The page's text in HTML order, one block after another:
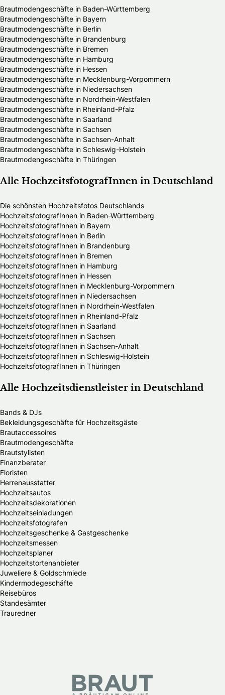
Brautmodengeschäfte in Baden-Württemberg
Brautmodengeschäfte in Bayern
Brautmodengeschäfte in Berlin
Brautmodengeschäfte in Brandenburg
Brautmodengeschäfte in Bremen
Brautmodengeschäfte in Hamburg
Brautmodengeschäfte in Hessen
Brautmodengeschäfte in Mecklenburg-Vorpommern
Brautmodengeschäfte in Niedersachsen
Brautmodengeschäfte in Nordrhein-Westfalen
Brautmodengeschäfte in Rheinland-Pfalz
Brautmodengeschäfte in Saarland
Brautmodengeschäfte in Sachsen
Brautmodengeschäfte in Sachsen-Anhalt
Brautmodengeschäfte in Schleswig-Holstein
Brautmodengeschäfte in Thüringen
Alle HochzeitsfotografInnen in Deutschland
Die schönsten Hochzeitsfotos Deutschlands
HochzeitsfotografInnen in Baden-Württemberg
HochzeitsfotografInnen in Bayern
HochzeitsfotografInnen in Berlin
HochzeitsfotografInnen in Brandenburg
HochzeitsfotografInnen in Bremen
HochzeitsfotografInnen in Hamburg
HochzeitsfotografInnen in Hessen
HochzeitsfotografInnen in Mecklenburg-Vorpommern
HochzeitsfotografInnen in Niedersachsen
HochzeitsfotografInnen in Nordrhein-Westfalen
HochzeitsfotografInnen in Rheinland-Pfalz
HochzeitsfotografInnen in Saarland
HochzeitsfotografInnen in Sachsen
HochzeitsfotografInnen in Sachsen-Anhalt
HochzeitsfotografInnen in Schleswig-Holstein
HochzeitsfotografInnen in Thüringen
Alle Hochzeitsdienstleister in Deutschland
Bands & DJs
Bekleidungsgeschäfte für Hochzeitsgäste
Brautaccessoires
Brautmodengeschäfte
Brautstylisten
Finanzberater
Floristen
Herrenausstatter
Hochzeitsautos
Hochzeitsdekorationen
Hochzeitseinladungen
Hochzeitsfotografen
Hochzeitsgeschenke & Gastgeschenke
Hochzeitsmessen
Hochzeitsplaner
Hochzeitstortenanbieter
Juweliere & Goldschmiede
Kindermodegeschäfte
Reisebüros
Standesämter
Trauredner